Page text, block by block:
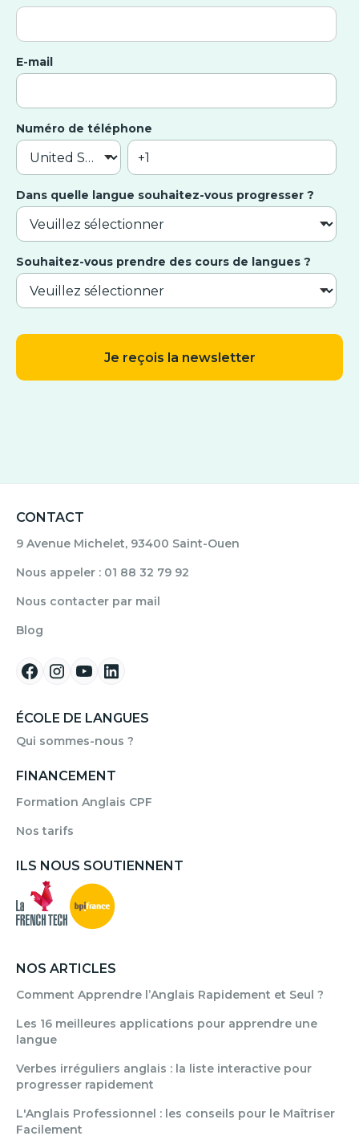
E-mail
Numéro de téléphone
Dans quelle langue souhaitez-vous progresser ?
Souhaitez-vous prendre des cours de langues ?
CONTACT
9 Avenue Michelet, 93400 Saint-Ouen
Nous appeler : 01 88 32 79 92
Nous contacter par mail
Blog
ÉCOLE DE LANGUES
Qui sommes-nous ?
FINANCEMENT
Formation Anglais CPF
Nos tarifs
ILS NOUS SOUTIENNENT
NOS ARTICLES
Comment Apprendre l’Anglais Rapidement et Seul ?
Les 16 meilleures applications pour apprendre une
langue
Verbes irréguliers anglais : la liste interactive pour
progresser rapidement
L'Anglais Professionnel : les conseils pour le Maîtriser
Facilement